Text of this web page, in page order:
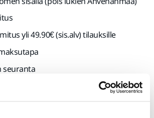
yli 49.90€ (sis.alv) tilauksille
seuranta
helposti osoitteessa www.mirka.com/fi-